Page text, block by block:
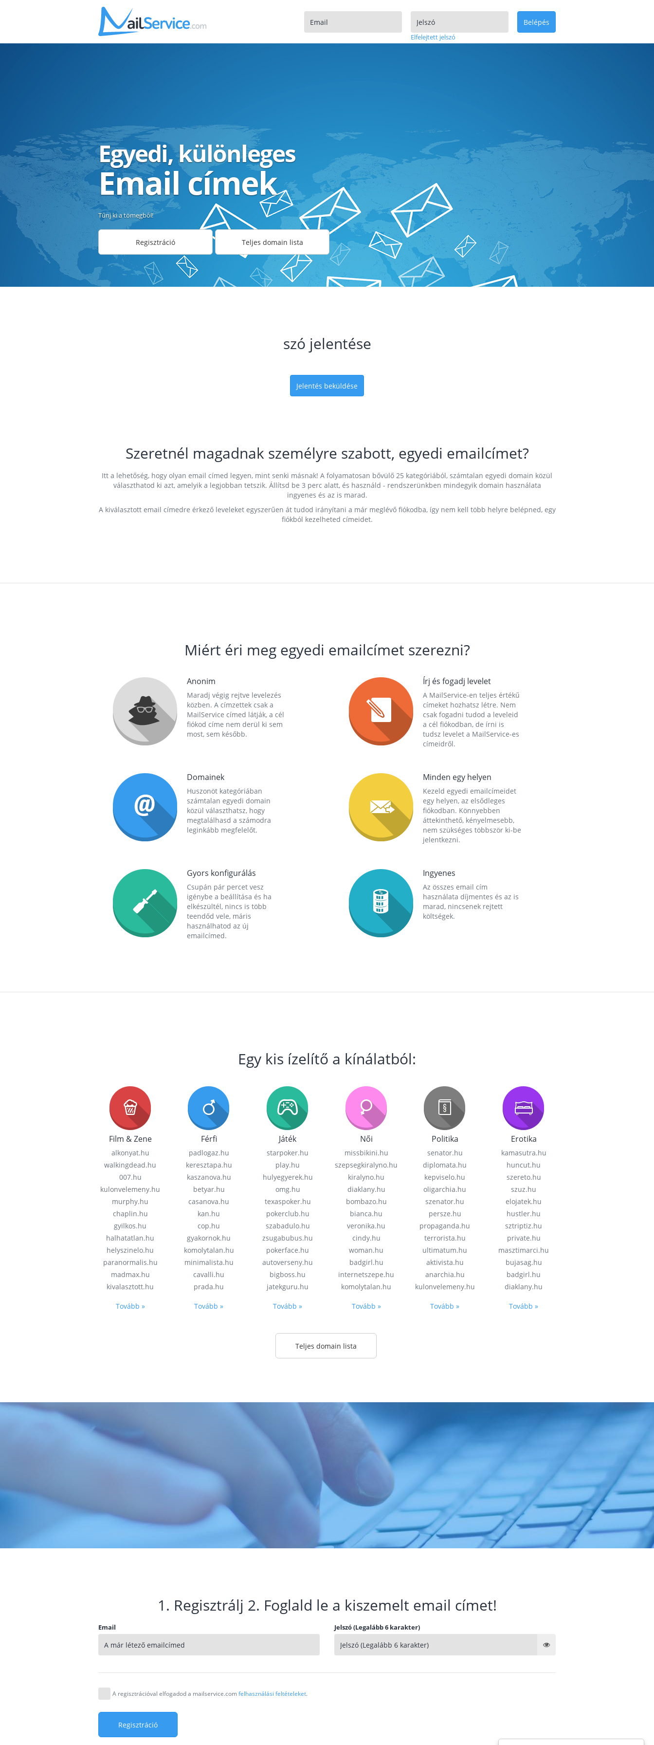
Elfelejtett jelszó
Belépés
Egyedi, különleges
Email címek
Tűnj ki a tömegből!
Regisztráció Teljes domain lista
szó jelentése
Jelentés beküldése
Szeretnél magadnak személyre szabott, egyedi emailcímet?
Itt a lehetőség, hogy olyan email címed legyen, mint senki másnak! A folyamatosan bővülő 25 kategóriából, számtalan egyedi domain közül
választhatod ki azt, amelyik a legjobban tetszik. Állítsd be 3 perc alatt, és használd - rendszerünkben mindegyik domain használata
ingyenes és az is marad.
A kiválasztott email címedre érkező leveleket egyszerűen át tudod irányítani a már meglévő fiókodba, így nem kell több helyre belépned, egy
fiókból kezelheted címeidet.
Miért éri meg egyedi emailcímet szerezni?
Anonim
Maradj végig rejtve levelezés
közben. A címzettek csak a
MailService címed látják, a cél
fiókod címe nem derül ki sem
most, sem később.
Írj és fogadj levelet
A MailService-en teljes értékű
címeket hozhatsz létre. Nem
csak fogadni tudod a leveleid
a cél fiókodban, de írni is
tudsz levelet a MailService-es
címeidről.
Domainek
Huszonöt kategóriában
számtalan egyedi domain
közül választhatsz, hogy
megtalálhasd a számodra
leginkább megfelelőt.
Minden egy helyen
Kezeld egyedi emailcímeidet
egy helyen, az elsődleges
fiókodban. Könnyebben
áttekinthető, kényelmesebb,
nem szükséges többször ki-be
jelentkezni.
Gyors konfigurálás
Csupán pár percet vesz
igénybe a beállítása és ha
elkészültél, nincs is több
teendőd vele, máris
használhatod az új
emailcímed.
Ingyenes
Az összes email cím
használata díjmentes és az is
marad, nincsenek rejtett
költségek.
Egy kis ízelítő a kínálatból:
Film & Zene
alkonyat.hu
walkingdead.hu
007.hu
kulonvelemeny.hu
murphy.hu
chaplin.hu
gyilkos.hu
halhatatlan.hu
helyszinelo.hu
paranormalis.hu
madmax.hu
kivalasztott.hu
Tovább »
Férfi
padlogaz.hu
keresztapa.hu
kaszanova.hu
betyar.hu
casanova.hu
kan.hu
cop.hu
gyakornok.hu
komolytalan.hu
minimalista.hu
cavalli.hu
prada.hu
Tovább »
Játék
starpoker.hu
play.hu
hulyegyerek.hu
omg.hu
texaspoker.hu
pokerclub.hu
szabadulo.hu
zsugabubus.hu
pokerface.hu
autoverseny.hu
bigboss.hu
jatekguru.hu
Tovább »
Női
missbikini.hu
szepsegkiralyno.hu
kiralyno.hu
diaklany.hu
bombazo.hu
bianca.hu
veronika.hu
cindy.hu
woman.hu
badgirl.hu
internetszepe.hu
komolytalan.hu
Tovább »
Politika
senator.hu
diplomata.hu
kepviselo.hu
oligarchia.hu
szenator.hu
persze.hu
propaganda.hu
terrorista.hu
ultimatum.hu
aktivista.hu
anarchia.hu
kulonvelemeny.hu
Tovább »
Erotika
kamasutra.hu
huncut.hu
szereto.hu
szuz.hu
elojatek.hu
hustler.hu
sztriptiz.hu
private.hu
masztimarci.hu
bujasag.hu
badgirl.hu
diaklany.hu
Tovább »
Teljes domain lista
1. Regisztrálj 2. Foglald le a kiszemelt email címet!
Email Jelszó (Legalább 6 karakter)
A regisztrációval elfogadod a mailservice.comfelhasználási feltételeket.
Regisztráció